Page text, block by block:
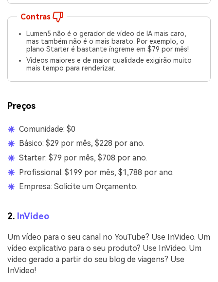
Contras
Lumen5 não é o gerador de vídeo de IA mais caro,
mas também não é o mais barato. Por exemplo, o
plano Starter é bastante íngreme em $79 por mês!
Vídeos maiores e de maior qualidade exigirão muito
mais tempo para renderizar.
Preços
Comunidade: $0
Básico: $29 por mês, $228 por ano.
Starter: $79 por mês, $708 por ano.
Profissional: $199 por mês, $1,788 por ano.
Empresa: Solicite um Orçamento.
2. InVideo
Um vídeo para o seu canal no YouTube? Use InVideo. Um
vídeo explicativo para o seu produto? Use InVideo. Um
vídeo gerado a partir do seu blog de viagens? Use
InVideo!